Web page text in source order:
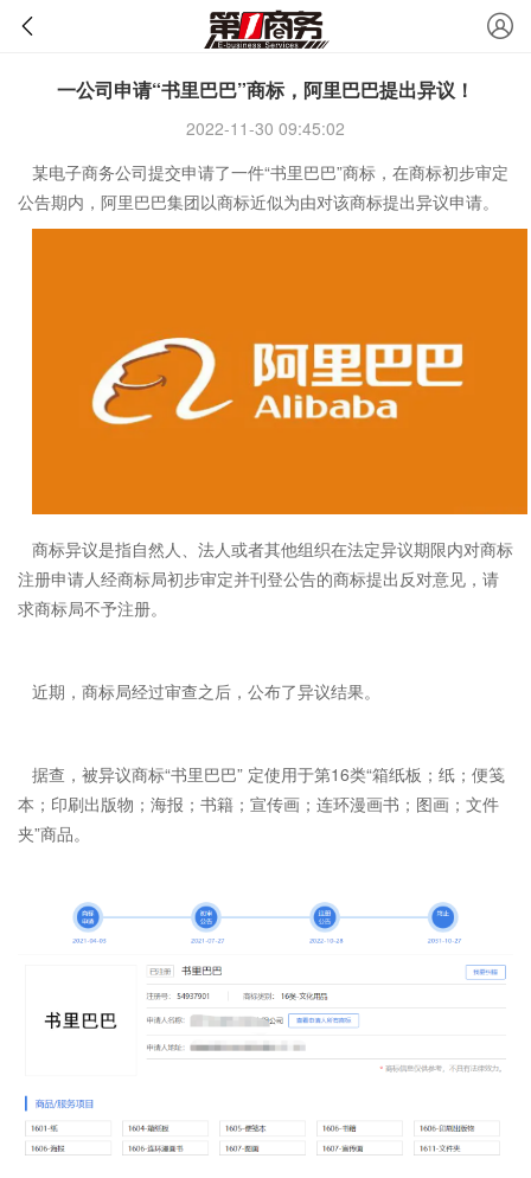
一公司申请“书里巴巴”商标，阿里巴巴提出异议！
2022-11-30 09:45:02
某电子商务公司提交申请了一件“书里巴巴”商标，在商标初步审定
公告期内，阿里巴巴集团以商标近似为由对该商标提出异议申请。
商标异议是指自然人、法人或者其他组织在法定异议期限内对商标
注册申请人经商标局初步审定并刊登公告的商标提出反对意见，请
求商标局不予注册。
近期，商标局经过审查之后，公布了异议结果。
据查，被异议商标“书里巴巴” 定使用于第16类“箱纸板；纸；便笺
本；印刷出版物；海报；书籍；宣传画；连环漫画书；图画；文件
夹”商品。